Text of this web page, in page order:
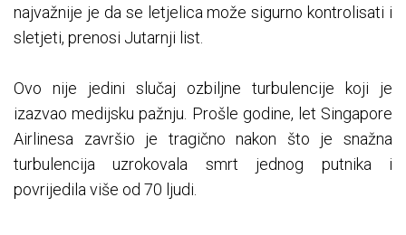
najvažnije je da se letjelica može sigurno kontrolisati i
sletjeti, prenosi Jutarnji list.
Ovo nije jedini slučaj ozbiljne turbulencije koji je
izazvao medijsku pažnju. Prošle godine, let Singapore
Airlinesa završio je tragično nakon što je snažna
turbulencija uzrokovala smrt jednog putnika i
povrijedila više od 70 ljudi.